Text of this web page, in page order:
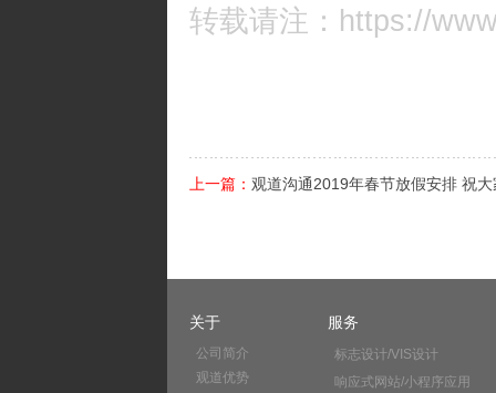
转载请注：https://
上一篇： 观道沟通2019年春节放假安排 祝
关于
公司简介
观道优势
服务
标志设计/VIS设计
响应式网站/小程序应用